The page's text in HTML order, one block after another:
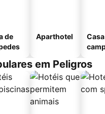
de
Aparthotel
em Peligros